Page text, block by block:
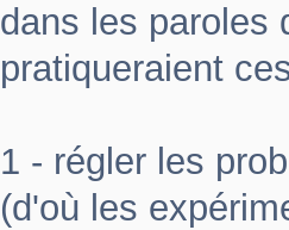
dans les paroles
pratiqueraient
1 - régler les
(d'où les